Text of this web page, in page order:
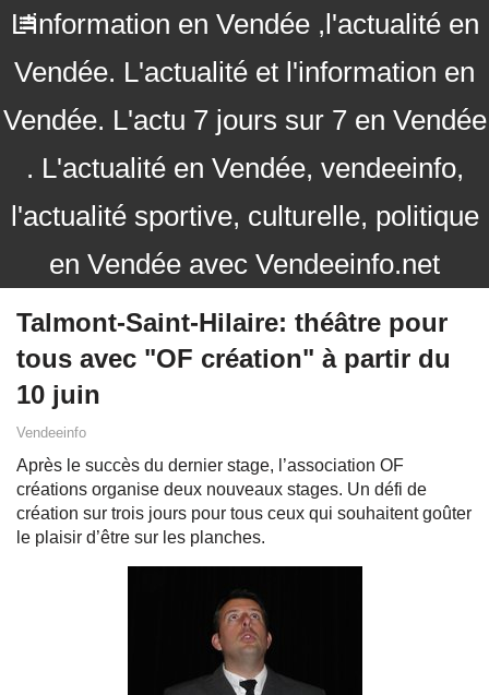
L'information en Vendée ,l'actualité en
Vendée. L'actualité et l'information en
Vendée. L'actu 7 jours sur 7 en Vendée
. L'actualité en Vendée, vendeeinfo,
l'actualité sportive, culturelle, politique
en Vendée avec Vendeeinfo.net
Talmont-Saint-Hilaire: théâtre pour
tous avec "OF création" à partir du
10 juin
Vendeeinfo
Après le succès du dernier stage, l’association OF
créations organise deux nouveaux stages. Un défi de
création sur trois jours pour tous ceux qui souhaitent goûter
le plaisir d’être sur les planches.